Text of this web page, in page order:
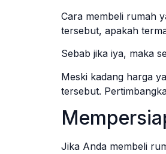
Cara membeli rumah
tersebut, apakah
Sebab jika iya, maka
Meski kadang harga
tersebut.
Jika Anda membeli